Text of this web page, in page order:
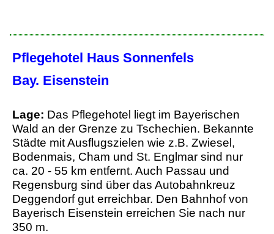
Pflegehotel Haus Sonnenfels
Bay. Eisenstein
Lage: Das Pflegehotel liegt im Bayerischen
Wald an der Grenze zu Tschechien. Bekannte
Städte mit Ausflugszielen wie z.B. Zwiesel,
Bodenmais, Cham und St. Englmar sind nur
ca. 20 - 55 km entfernt. Auch Passau und
Regensburg sind über das Autobahnkreuz
Deggendorf gut erreichbar. Den Bahnhof von
Bayerisch Eisenstein erreichen Sie nach nur
350 m.